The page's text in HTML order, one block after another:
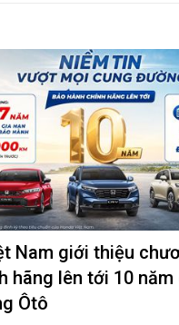
Nam giới thiệu
hãng lên tới 10
Ôtô